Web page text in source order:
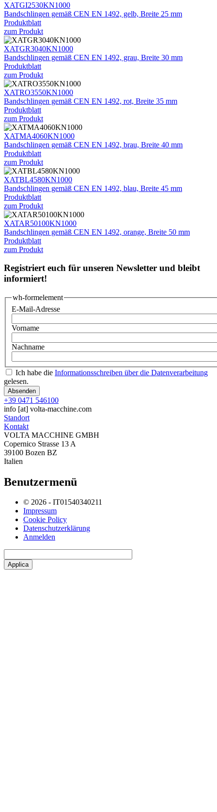
XATGI2530KN1000
Bandschlingen gemäß CEN EN 1492, gelb, Breite 25 mm
Produktblatt
zum Produkt
XATGR3040KN1000
Bandschlingen gemäß CEN EN 1492, grau, Breite 30 mm
Produktblatt
zum Produkt
XATRO3550KN1000
Bandschlingen gemäß CEN EN 1492, rot, Breite 35 mm
Produktblatt
zum Produkt
XATMA4060KN1000
Bandschlingen gemäß CEN EN 1492, brau, Breite 40 mm
Produktblatt
zum Produkt
XATBL4580KN1000
Bandschlingen gemäß CEN EN 1492, blau, Breite 45 mm
Produktblatt
zum Produkt
XATAR50100KN1000
Bandschlingen gemäß CEN EN 1492, orange, Breite 50 mm
Produktblatt
zum Produkt
Registriert euch für unseren Newsletter und bleibt
informiert!
wh-formelement
E-Mail-Adresse
Vorname
Nachname
Ich habe die Informationsschreiben über die Datenverarbeitung
gelesen.
+39 0471 546100
info [at] volta-macchine.com
Standort
Kontakt
VOLTA MACCHINE GMBH
Copernico Strasse 13 A
39100 Bozen BZ
Italien
Benutzermenü
© 2026 - IT01540340211
Impressum
Cookie Policy
Datenschutzerklärung
Anmelden